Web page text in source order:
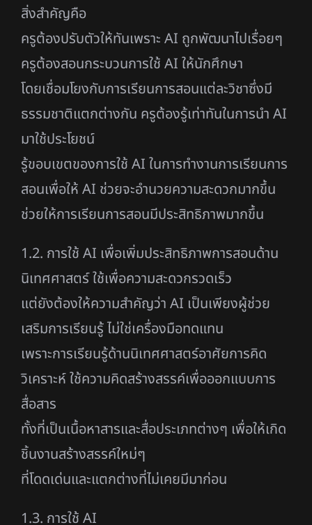
สิ่งสำคัญคือ
ครูต้องปรับตัวให้ทันเพราะ AI ถูกพัฒนาไปเรื่อยๆ
ครูต้องสอนกระบวนการใช้ AI ให้นักศึกษา
โดยเชื่อมโยงกับการเรียนการสอนแต่ละวิชาซึ่งมี
ธรรมชาติแตกต่างกัน ครูต้องรู้เท่าทันในการนำ AI
มาใช้ประโยชน์
รู้ขอบเขตของการใช้ AI ในการทำงานการเรียนการ
สอนเพื่อให้ AI ช่วยจะอำนวยความสะดวกมากขึ้น
ช่วยให้การเรียนการสอนมีประสิทธิภาพมากขึ้น
1.2. การใช้ AI เพื่อเพิ่มประสิทธิภาพการสอนด้าน
นิเทศศาสตร์ ใช้เพื่อความสะดวกรวดเร็ว
แต่ยังต้องให้ความสำคัญว่า AI เป็นเพียงผู้ช่วย
เสริมการเรียนรู้ ไม่ใช่เครื่องมือทดแทน
เพราะการเรียนรู้ด้านนิเทศศาสตร์อาศัยการคิด
วิเคราะห์ ใช้ความคิดสร้างสรรค์เพื่อออกแบบการ
สื่อสาร
ทั้งที่เป็นเนื้อหาสารและสื่อประเภทต่างๆ เพื่อให้เกิด
ชิ้นงานสร้างสรรค์ใหม่ๆ
ที่โดดเด่นและแตกต่างที่ไม่เคยมีมาก่อน
1.3. การใช้ AI